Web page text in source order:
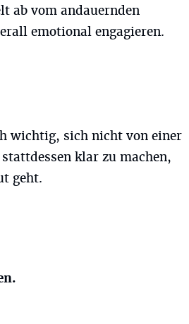
ab vom andauernden
emotional engagieren.
wichtig, sich nicht von einer
klar zu machen,
geht.